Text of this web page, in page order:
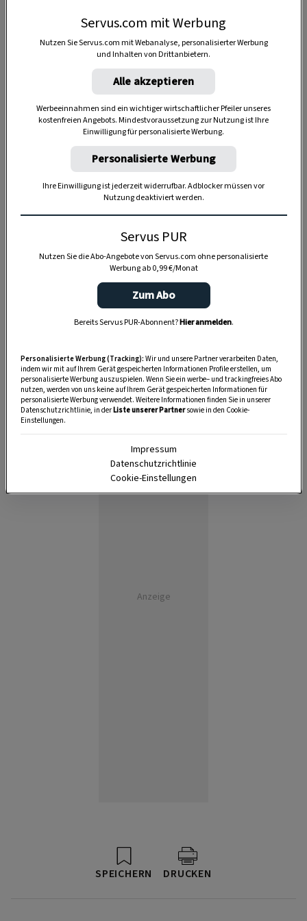
dem Backofengrill rösten. Dann kriegt man
einresches „Rankerl“ (Kruste) wie aus dem
Bilderbuch.
Zum SchneidendenBraten mit der Kruste
nach unten aufs Brettlegen – so lässt sich die
Schwarte leichter durchtrennen.
20 Minuten
2 Stunden
Anzeige
SPEICHERN DRUCKEN
Servus.com mit Werbung
Nutzen Sie Servus.com mit Webanalyse, personalisierter Werbung
und Inhalten von Drittanbietern.
Alle akzeptieren
Werbeeinnahmen sind ein wichtiger wirtschaftlicher Pfeiler unseres
kostenfreien Angebots. Mindestvoraussetzung zur Nutzung ist Ihre
Einwilligung für personalisierte Werbung.
Personalisierte Werbung
Ihre Einwilligung ist jederzeit widerrufbar. Adblocker müssen vor
Nutzung deaktiviert werden.
Servus PUR
Nutzen Sie die Abo-Angebote von Servus.com ohne personalisierte
Werbung ab 0,99 €/Monat
Zum Abo
Bereits Servus PUR-Abonnent?Hier anmelden.
Personalisierte Werbung (Tracking): Wir und unsere Partner verarbeiten Daten,
indem wir mit auf Ihrem Gerät gespeicherten Informationen Profile erstellen, um
personalisierte Werbung auszuspielen. Wenn Sie ein werbe– und trackingfreies Abo
nutzen, werden von uns keine auf Ihrem Gerät gespeicherten Informationen für
personalisierte Werbung verwendet. Weitere Informationen finden Sie in unserer
Datenschutzrichtlinie, in derListe unserer Partnersowie in den Cookie-
Einstellungen.
Impressum
Datenschutzrichtlinie
Cookie-Einstellungen